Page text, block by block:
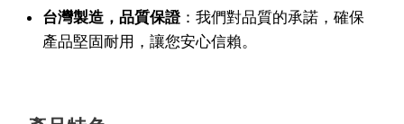
台灣製造，品質保證：我們對品質的承諾，確保
產品堅固耐用，讓您安心信賴。